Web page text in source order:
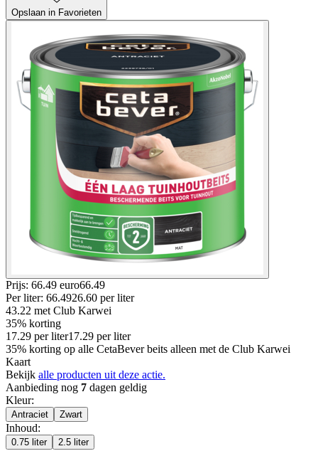
Opslaan in Favorieten
Prijs: 66.49 euro66.49
Per liter: 66.4926.60 per liter
43.22 met Club Karwei
35% korting
17.29 per liter17.29 per liter
35% korting op alle CetaBever beits alleen met de Club Karwei
Kaart
Bekijk alle producten uit deze actie.
Aanbieding nog 7 dagen geldig
Kleur:
Antraciet Zwart
Inhoud:
0.75 liter 2.5 liter